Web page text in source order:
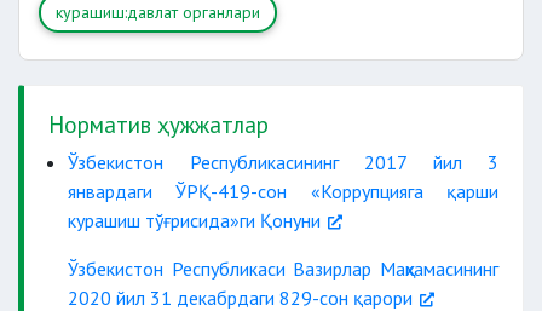
курашиш:давлат органлари
Норматив ҳужжатлар
Ўзбекистон Республикасининг 2017 йил 3
январдаги ЎРҚ-419-сон «Коррупцияга қарши
курашиш тўғрисида»ги Қонуни
Ўзбекистон Республикаси Вазирлар Маҳкамасининг
2020 йил 31 декабрдаги 829-сон қарори